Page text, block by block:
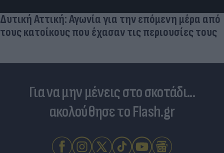
Για να μην μένεις στο σκοτάδι...
ακολούθησε το Flash.gr